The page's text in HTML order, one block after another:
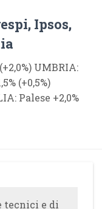
Ipsos,
UMBRIA:
(+0,5%)
Palese +2,0%
tecnici e di